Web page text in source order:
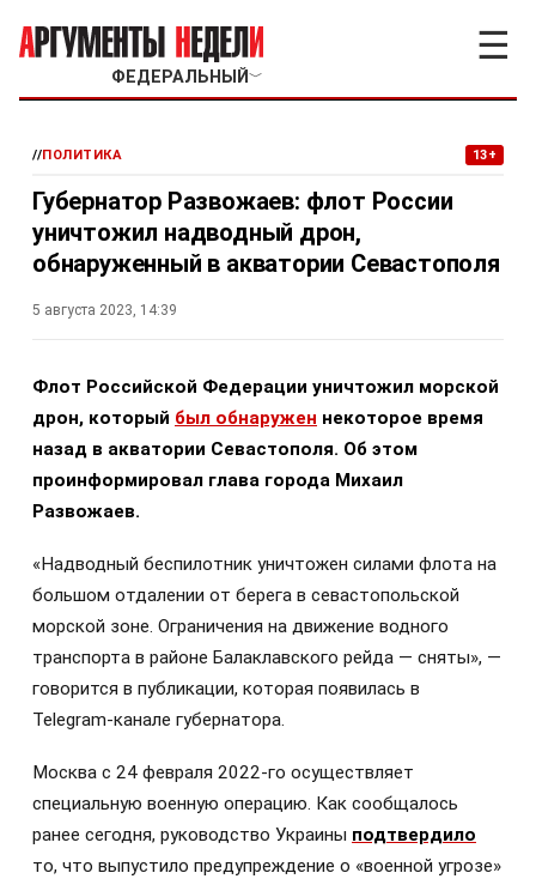
ФЕДЕРАЛЬНЫЙ ﹀
☰
//ПОЛИТИКА 13+
Губернатор Развожаев: флот России
уничтожил надводный дрон,
обнаруженный в акватории Севастополя
5 августа 2023, 14:39
Флот Российской Федерации уничтожил морской
дрон, который был обнаружен некоторое время
назад в акватории Севастополя. Об этом
проинформировал глава города Михаил
Развожаев.
«Надводный беспилотник уничтожен силами флота на
большом отдалении от берега в севастопольской
морской зоне. Ограничения на движение водного
транспорта в районе Балаклавского рейда — сняты», —
говорится в публикации, которая появилась в
Telegram-канале губернатора.
Москва с 24 февраля 2022-го осуществляет
специальную военную операцию. Как сообщалось
ранее сегодня, руководство Украины подтвердило
то, что выпустило предупреждение о «военной угрозе»